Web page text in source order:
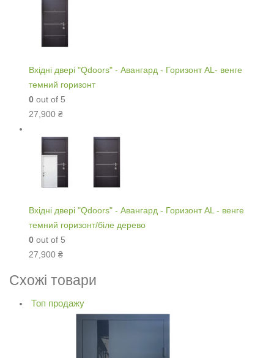
Вхідні двері "Qdoors" - Авангард - Горизонт AL- венге
темний горизонт
0 out of 5
27,900 ₴
Вхідні двері "Qdoors" - Авангард - Горизонт AL - венге
темний горизонт/біле дерево
0 out of 5
27,900 ₴
Схожі товари
Топ продажу